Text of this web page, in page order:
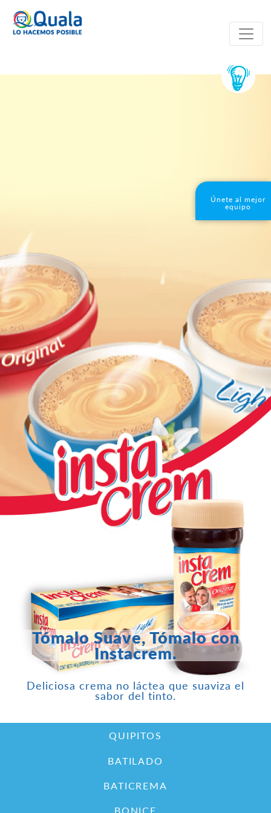
Tómalo Suave, Tómalo con
Instacrem.
Deliciosa crema no láctea que suaviza el
sabor del tinto.
QUIPITOS
BATILADO
BATICREMA
BONICE
Únete al mejor
equipo